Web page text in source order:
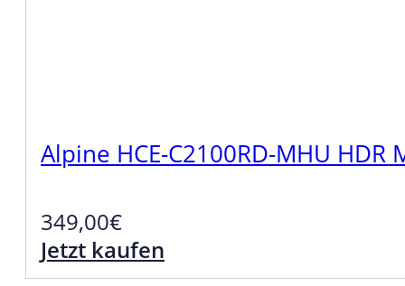
Alpine HCE-C2100RD-MHU
349,00€
Jetzt kaufen